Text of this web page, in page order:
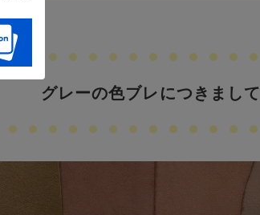
グレーの色ブレにつきまして